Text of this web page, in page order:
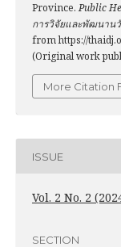
Province.Public
การวิจัยและพัฒนาน
from https://
(Original work
More Citation
ISSUE
Vol. 2 No. 2
SECTION